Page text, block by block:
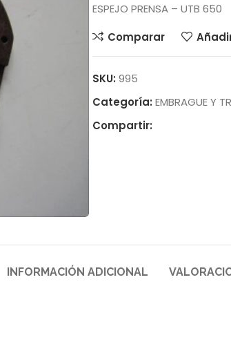
ESPEJO PRENSA – UTB 650
Comparar
SKU: 995
Categoría: EMBRAGUE Y
Compartir:
INFORMACIÓN ADICIONAL